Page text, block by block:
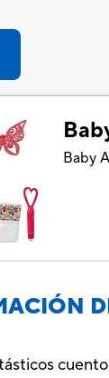
Baby